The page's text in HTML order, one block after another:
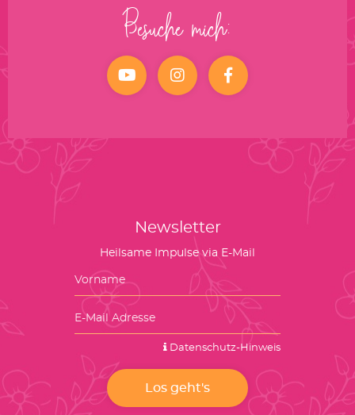
Besuche mich:
YouTube Instagramfacebook
Newsletter
Heilsame Impulse via E-Mail
Datenschutz-Hinweis